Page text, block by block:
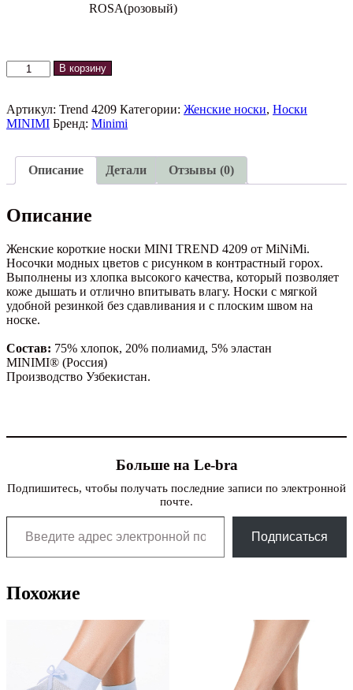
ROSA(розовый)
Количество
товара
MINIMI
TREND
В корзину
Артикул: Trend 4209 Категории: Женские носки, Носки
MINIMI Бренд: Minimi
Описание Детали Отзывы (0)
Описание
Женские короткие носки MINI TREND 4209 от MiNiMi.
Носочки модных цветов с рисунком в контрастный горох.
Выполнены из хлопка высокого качества, который позволяет
коже дышать и отлично впитывать влагу. Носки с мягкой
удобной резинкой без сдавливания и с плоским швом на
носке.
Состав: 75% хлопок, 20% полиамид, 5% эластан
MINIMI® (Россия)
Производство Узбекистан.
Больше на Le-bra
Подпишитесь, чтобы получать последние записи по электронной
почте.
Введите адрес электронной почты…
Подписаться
Похожие